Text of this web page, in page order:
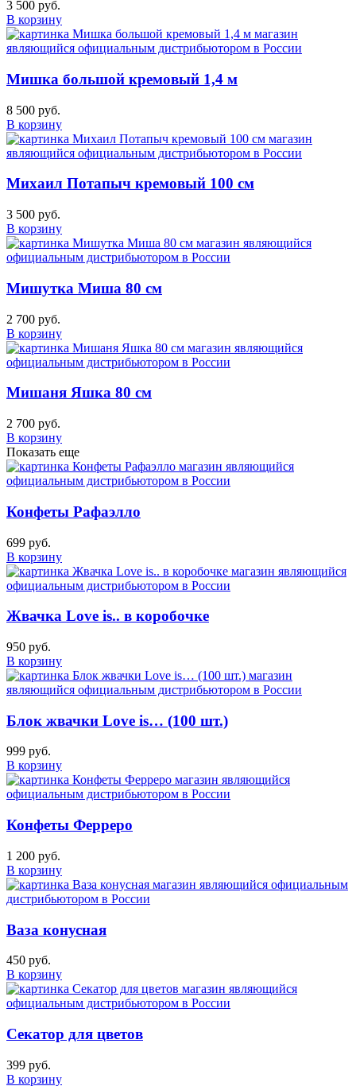
3 500 руб.
В корзину
Мишка большой кремовый 1,4 м
8 500 руб.
В корзину
Михаил Потапыч кремовый 100 см
3 500 руб.
В корзину
Мишутка Миша 80 см
2 700 руб.
В корзину
Мишаня Яшка 80 см
2 700 руб.
В корзину
Показать еще
Конфеты Рафаэлло
699 руб.
В корзину
Жвачка Love is.. в коробочке
950 руб.
В корзину
Блок жвачки Love is… (100 шт.)
999 руб.
В корзину
Конфеты Ферреро
1 200 руб.
В корзину
Ваза конусная
450 руб.
В корзину
Секатор для цветов
399 руб.
В корзину